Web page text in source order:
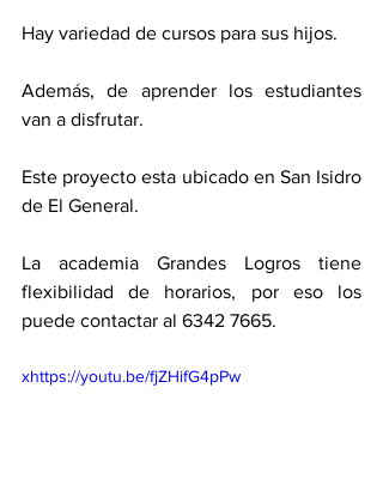
Hay variedad de cursos para sus hijos.
Además, de aprender los estudiantes
van a disfrutar.
Este proyecto esta ubicado en San Isidro
de El General.
La academia Grandes Logros tiene
flexibilidad de horarios, por eso los
puede contactar al 6342 7665.
xhttps://youtu.be/fjZHifG4pPw